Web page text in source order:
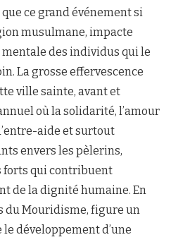
ce grand événement si
musulmane, impacte
des individus qui le
La grosse effervescence
ville sainte, avant et
où la solidarité, l’amour
aide et surtout
envers les pèlerins,
forts qui contribuent
de la dignité humaine. En
du Mouridisme, figure un
développement d’une